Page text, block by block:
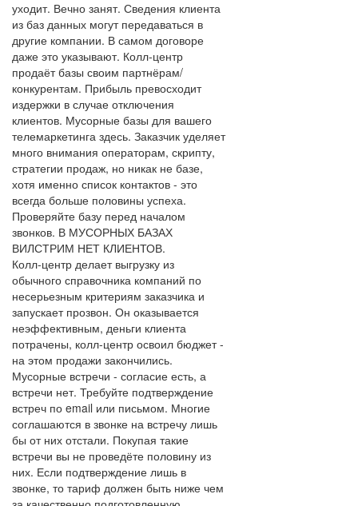
уходит. Вечно занят. Сведения клиента
из баз данных могут передаваться в
другие компании. В самом договоре
даже это указывают. Колл-центр
продаёт базы своим партнёрам/
конкурентам. Прибыль превосходит
издержки в случае отключения
клиентов. Мусорные базы для вашего
телемаркетинга здесь. Заказчик уделяет
много внимания операторам, скрипту,
стратегии продаж, но никак не базе,
хотя именно список контактов - это
всегда больше половины успеха.
Проверяйте базу перед началом
звонков. В МУСОРНЫХ БАЗАХ
ВИЛСТРИМ НЕТ КЛИЕНТОВ.
Колл-центр делает выгрузку из
обычного справочника компаний по
несерьезным критериям заказчика и
запускает прозвон. Он оказывается
неэффективным, деньги клиента
потрачены, колл-центр освоил бюджет -
на этом продажи закончились.
Мусорные встречи - согласие есть, а
встречи нет. Требуйте подтверждение
встреч по email или письмом. Многие
соглашаются в звонке на встречу лишь
бы от них отстали. Покупая такие
встречи вы не проведёте половину из
них. Если подтверждение лишь в
звонке, то тариф должен быть ниже чем